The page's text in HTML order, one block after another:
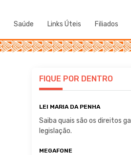
Saúde Links Úteis Filiados
FIQUE POR DENTRO
LEI MARIA DA PENHA
Saiba quais são os direitos
legislação.
MEGAFONE